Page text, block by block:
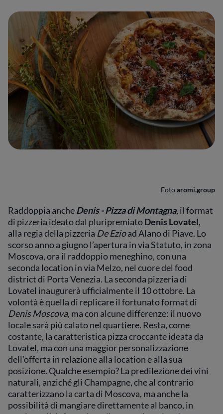
Fotoaromi.group
Raddoppia ancheDenis - Pizza di Montagna, il format
di pizzeria ideato dal pluripremiatoDenis Lovatel,
alla regia della pizzeria De Ezioad Alano di Piave. Lo
scorso anno a giugno l’apertura in via Statuto, in zona
Moscova, ora il raddoppio meneghino, con una
seconda location in via Melzo, nel cuore del food
district di Porta Venezia. La seconda pizzeria di
Lovatel inaugurerà ufficialmente il 10 ottobre. La
volontà è quella di replicare il fortunato format di
Denis Moscova, ma con alcune differenze: il nuovo
locale sarà più calato nel quartiere. Resta, come
costante, la caratteristica pizza croccante ideata da
Lovatel, ma con una maggior personalizzazione
dell’offerta in relazione alla location e alla sua
posizione. Qualche esempio? La predilezione dei vini
naturali, anziché gli Champagne, che al contrario
caratterizzano la carta di Moscova, ma anche la
possibilità di mangiare direttamente al banco, in